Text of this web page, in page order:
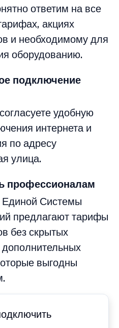
ответим на все
акциях
и необходимому для
оборудованию.
подключение
удобную
интернета и
по адресу
улица.
профессионалам
Системы
предлагают тарифы
без скрытых
выгодны